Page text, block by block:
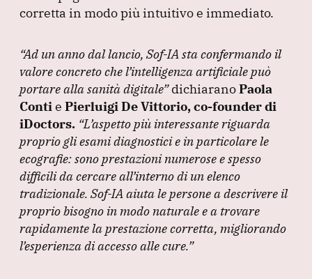
corretta in modo più intuitivo e immediato.
“Ad un anno dal lancio, Sof-IA sta confermando il
valore concreto che l’intelligenza artificiale può
portare alla sanità digitale”dichiaranoPaola
Conti e Pierluigi De Vittorio, co-founder di
iDoctors. “L’aspetto più interessante riguarda
proprio gli esami diagnostici e in particolare le
ecografie: sono prestazioni numerose e spesso
difficili da cercare all’interno di un elenco
tradizionale. Sof-IA aiuta le persone a descrivere il
proprio bisogno in modo naturale e a trovare
rapidamente la prestazione corretta, migliorando
l’esperienza di accesso alle cure.”